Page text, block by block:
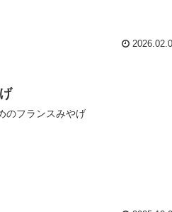
のフランスみやげ